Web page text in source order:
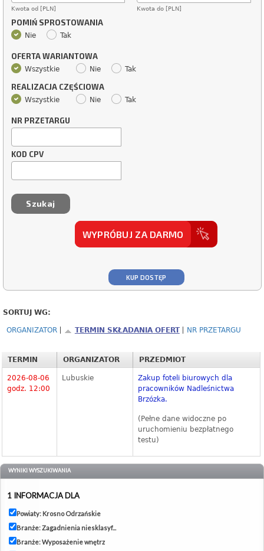
Kwota od [PLN] Kwota do [PLN]
POMIŃ SPROSTOWANIA
Nie Tak
OFERTA WARIANTOWA
Wszystkie Nie Tak
REALIZACJA CZĘŚCIOWA
Wszystkie Nie Tak
NR PRZETARGU
KOD CPV
WYPRÓBUJ ZA DARMO
KUP DOSTĘP
SORTUJ WG:
ORGANIZATOR TERMIN SKŁADANIA OFERT NR PRZETARGU
TERMIN ORGANIZATOR PRZEDMIOT
2026-08-06
godz. 12:00
Lubuskie
Zakup foteli biurowych dla
pracowników Nadleśnictwa
Brzózka.
(Pełne dane widoczne po
uruchomieniu bezpłatnego
testu)
WYNIKI WYSZUKIWANIA
1 INFORMACJA DLA
Powiaty: Krosno Odrzańskie
Branże: Zagadnienia niesklasyf...
Branże: Wyposażenie wnętrz